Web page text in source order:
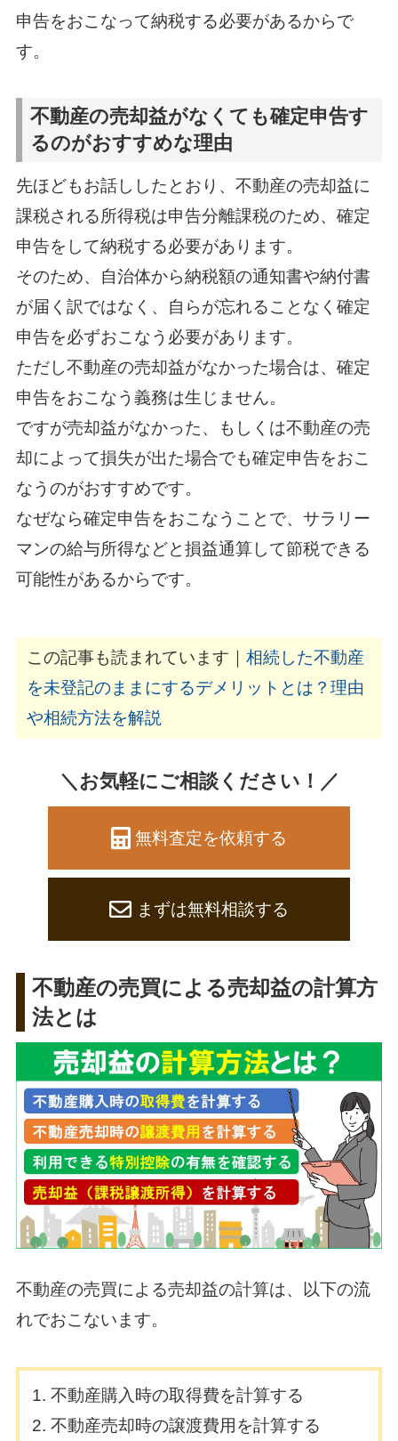
申告をおこなって納税する必要があるからで
す。
不動産の売却益がなくても確定申告す
るのがおすすめな理由
先ほどもお話ししたとおり、不動産の売却益に
課税される所得税は申告分離課税のため、確定
申告をして納税する必要があります。
そのため、自治体から納税額の通知書や納付書
が届く訳ではなく、自らが忘れることなく確定
申告を必ずおこなう必要があります。
ただし不動産の売却益がなかった場合は、確定
申告をおこなう義務は生じません。
ですが売却益がなかった、もしくは不動産の売
却によって損失が出た場合でも確定申告をおこ
なうのがおすすめです。
なぜなら確定申告をおこなうことで、サラリー
マンの給与所得などと損益通算して節税できる
可能性があるからです。
この記事も読まれています｜ 相続した不動産
を未登記のままにするデメリットとは？理由
や相続方法を解説
＼お気軽にご相談ください！／
無料査定を依頼する
まずは無料相談する
不動産の売買による売却益の計算方
法とは
不動産の売買による売却益の計算は、以下の流
れでおこないます。
不動産購入時の取得費を計算する
不動産売却時の譲渡費用を計算する